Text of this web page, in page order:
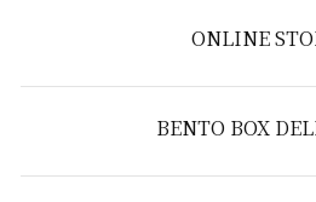
ONLINE
BENTO BOX